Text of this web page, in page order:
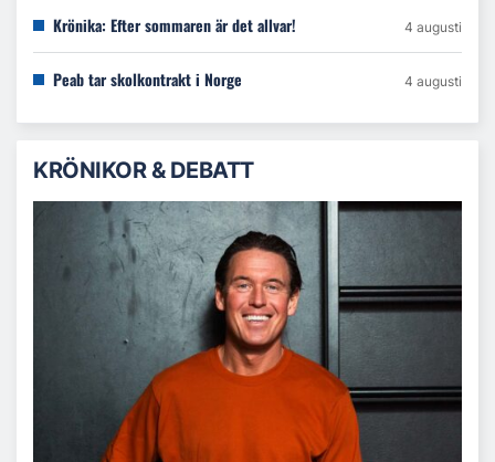
Krönika: Efter sommaren är det allvar! 4 augusti
Peab tar skolkontrakt i Norge 4 augusti
KRÖNIKOR & DEBATT